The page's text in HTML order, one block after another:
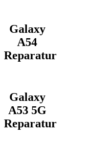
Galaxy
A54
Reparatur
Galaxy
A53 5G
Reparatur